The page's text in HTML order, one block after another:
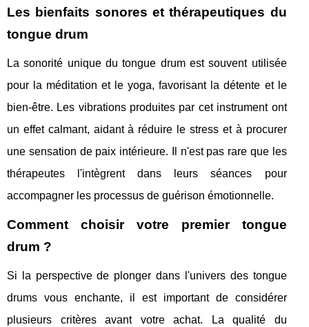
Les bienfaits sonores et thérapeutiques du
tongue drum
La sonorité unique du tongue drum est souvent utilisée
pour la méditation et le yoga, favorisant la détente et le
bien-être. Les vibrations produites par cet instrument ont
un effet calmant, aidant à réduire le stress et à procurer
une sensation de paix intérieure. Il n'est pas rare que les
thérapeutes l'intègrent dans leurs séances pour
accompagner les processus de guérison émotionnelle.
Comment choisir votre premier tongue
drum ?
Si la perspective de plonger dans l'univers des tongue
drums vous enchante, il est important de considérer
plusieurs critères avant votre achat. La qualité du